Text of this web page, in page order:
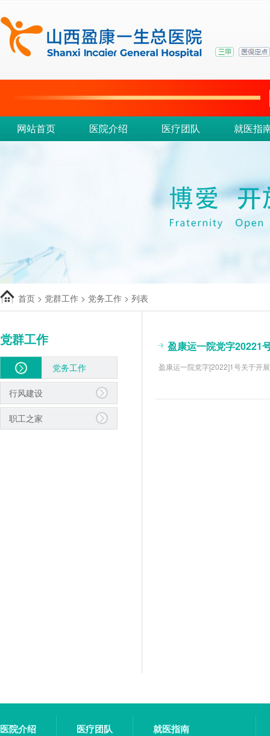
网站首页 医院介绍 医疗团队 就医指
首页 > 党群工作 > 党务工作 > 列表
党群工作
党务工作
行风建设
职工之家
盈康运一院党字20221
盈康运一院党字[2022]1号关于开
医院介绍 医疗团队 就医指南